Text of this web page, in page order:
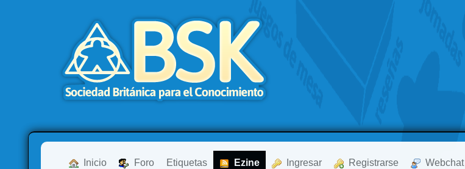
Inicio Foro Etiquetas Ezine Ingresar Registrarse Webchat